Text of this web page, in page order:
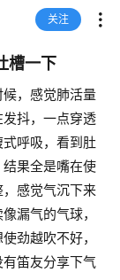
关注
槽一下
，感觉肺活量
抖，一点穿透
呼吸，看到肚
果全是嘴在使
感觉气沉下来
漏气的气球，
劲越吹不好，
笛友分享下气